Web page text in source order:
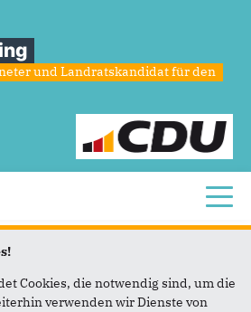
und Landratskandidat für den
undNetzpolitik
Cookies, die notwendig sind, um die
verwenden wir Dienste von